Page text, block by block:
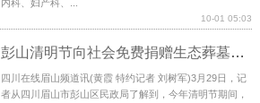
内科、妇产科、...
10-01 05:03
彭山清明节向社会免费捐赠生态葬墓位100个
四川在线眉山频道讯(黄霞 特约记者 刘树军)3月29日，记
者从四川眉山市彭山区民政局了解到，今年清明节期间，